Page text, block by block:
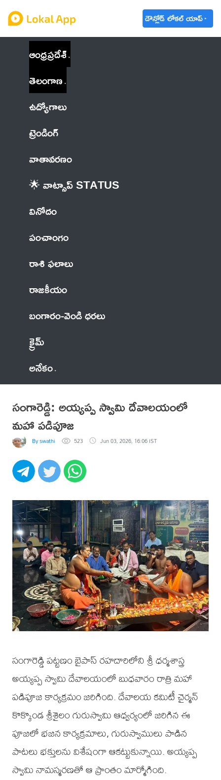
డౌన్లోడ్ లోకల్ యాప్
ఆంధ్రప్రదేశ్
తెలంగాణ
ఉద్యోగాలు
ట్రెండింగ్
వాతావరణం
🌟 వాట్సాప్ STATUS
వినోదం
పంచాంగం
రాశి ఫలాలు
రాజకీయం
బంగారం-వెండి ధరలు
క్రైమ్
అనేకం
సంగారెడ్డి: అయ్యప్ప స్వామి దేవాలయంలో
మహా పడిపూజ
By swathi 523 Jun 03, 2026, 16:06 IST
సంగారెడ్డి పట్టణం బైపాస్ రహదారిలోని శ్రీ ధర్మశాస్త్ర
అయ్యప్ప స్వామి దేవాలయంలో బుధవారం రాత్రి మహా
పడిపూజ కార్యక్రమం జరిగింది. దేవాలయ కమిటీ చైర్మన్
కొక్కొండ శ్రీశైలం గురుస్వామి ఆధ్వర్యంలో జరిగిన ఈ
పూజలో భజన కార్యక్రమాలు, గురుస్వాములు పాడిన
పాటలు భక్తులను విశేషంగా ఆకట్టుకున్నాయి. అయ్యప్ప
స్వామి నామస్మరణతో ఆ ప్రాంతం మార్మోగింది.